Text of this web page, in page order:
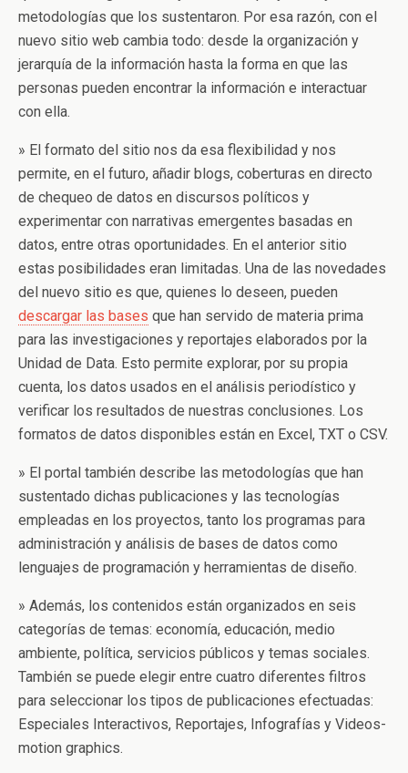
metodologías que los sustentaron. Por esa razón, con el
nuevo sitio web cambia todo: desde la organización y
jerarquía de la información hasta la forma en que las
personas pueden encontrar la información e interactuar
con ella.
» El formato del sitio nos da esa flexibilidad y nos
permite, en el futuro, añadir blogs, coberturas en directo
de chequeo de datos en discursos políticos y
experimentar con narrativas emergentes basadas en
datos, entre otras oportunidades. En el anterior sitio
estas posibilidades eran limitadas. Una de las novedades
del nuevo sitio es que, quienes lo deseen, pueden
descargar las bases que han servido de materia prima
para las investigaciones y reportajes elaborados por la
Unidad de Data. Esto permite explorar, por su propia
cuenta, los datos usados en el análisis periodístico y
verificar los resultados de nuestras conclusiones. Los
formatos de datos disponibles están en Excel, TXT o CSV.
» El portal también describe las metodologías que han
sustentado dichas publicaciones y las tecnologías
empleadas en los proyectos, tanto los programas para
administración y análisis de bases de datos como
lenguajes de programación y herramientas de diseño.
» Además, los contenidos están organizados en seis
categorías de temas: economía, educación, medio
ambiente, política, servicios públicos y temas sociales.
También se puede elegir entre cuatro diferentes filtros
para seleccionar los tipos de publicaciones efectuadas:
Especiales Interactivos, Reportajes, Infografías y Videos-
motion graphics.